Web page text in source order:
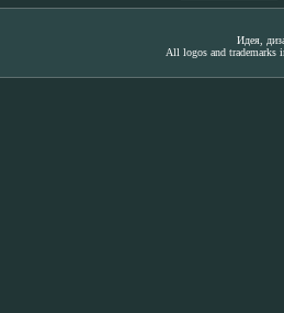
Идея,
All logos and trademarks